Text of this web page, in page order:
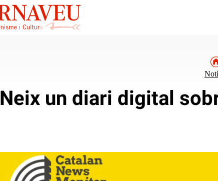
Neix un diari digital